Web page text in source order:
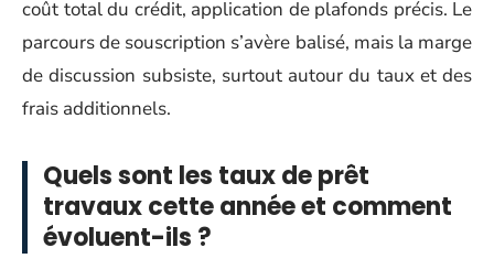
coût total du crédit, application de plafonds précis. Le
parcours de souscription s’avère balisé, mais la marge
de discussion subsiste, surtout autour du taux et des
frais additionnels.
Quels sont les taux de prêt
travaux cette année et comment
évoluent-ils ?